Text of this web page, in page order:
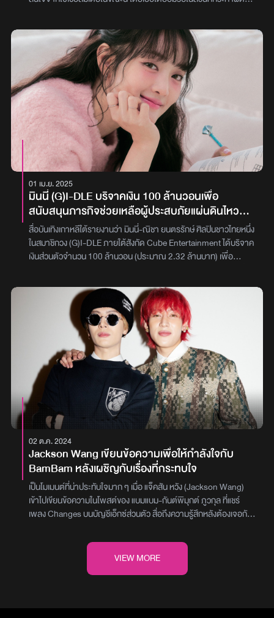
อยู่ในโซนนั้นเท่าใดนักจากนั้นไม่นาน เพิร์ธ ก็ได้ออกมาเคลื่อนไหวถึง
ดราม่าที่เกิดขึ้นด้วยการโพสต์ข้อความผ่านทวิตเตอร์ส่วนตัว บอกว่า
เธอเองก็เป็นแฟนคลับคนหนึ่งที่สนับสนุนผลงานและชื่นชอบ แจ็คสัน หวัง
ไม่ต่างจากทุกคน ยืนยันว่าเหตุการณ์ดังกล่าวไม่ได้มีการใช้อภิสิทธิ์
ความเป็นคนดังในการล็อคตัวเพื่อขึ้นไปร่วมโชว์ใกล้ชิดกับศิลปินแต่อย่าง
ใด“พี่แจ็คเป็นศิลปินระดับโลก ส่วนเพิร์ธเองก็เป็นแฟนคลับธรรมดาๆ
คนหนึ่ง ที่เป็นหนึ่งในผู้ที่ชื่นชอบและชื่นชมพี่แจ็คเหมือนใครหลายๆ คนนะ
คะ และพร้อมที่จะสนับสนุนพี่แจ็คเสมอ การที่เพิร์ธได้ถูกเลือกในวันนี้มัน
ก็เป็นสิ่งที่เพิร์ธเองก็ตกใจมากเช่นกัน แต่กลับกันก็รู้สึกดีใจมากๆ ที่ได้
ใกล้ศิลปินที่ชื่นชอบค่ะ เพิร์ธจะขอชี้แจงกับทุกๆ คนอย่างบริสุทธิ์ใจจริงๆ
ค่ะว่าเหตุการณ์วันนี้ทั้งหมดที่เกิดขึ้นไม่ได้มีการมาล็อคอภิสิทธิ์นี้ไว้ให้
เพิร์ธเลยนะคะ อยากให้พี่ๆ ทุกๆ คนมองเพิร์ธเป็นแค่จุดเล็กๆ ในวงการ
และเป็นเสมือนแฟนคลับที่รักในศิลปินของเราเหมือนทุกๆ คนค่ะ เพิร์ธ
ต้องขอโทษแฟนคลับพี่แจ็คทุกๆ คนที่ทำให้เกิดความเข้าใจผิดนะคะ ยังไง
ก็ตาม เพิร์ธจะสนับสนุนพี่แจ็คอย่างเต็มที่เหมือนกันกับพี่ๆ แฟนคลับ
ทุกๆ คนค่ะ”ภาพ : perthkvsr
เสียงมาเผยแพร่จนทำให้เสียหาย ซึ่งส่วนนี้เธอบอกว่าได้ปรึกษากับทีม
กฎหมายเพื่อดำเนินการแล้วแต่ในช่วงท้ายที่เธอมีการตัดพ้อว่า หากไม่
เป็นคนดังจะมีคนสนใจเรื่องนี้ขนาดนี้หรือไม่ เรื่องของเธอจะกลายเป็น
วาระแห่งชาติหรือเปล่า และก็มีการพูดถึงพิธีกรชื่อดังที่แต่งงานมีลูกแล้ว
ยังเคยกดหัวใจให้ และส่งข้อความไดเร็กมาหาเธอด้วย ทำเอาคนที่ดูไลฟ์
เกือบ 300,000 คนตาลุกวาว พร้อมกับพุ่งเป้าไปว่าพิธีกรคนดังจะเป็น
ใครล่าสุดหวยไปออกที่ พี่หนุ่ม กรรชัย พิธีกรสุดฮอตแห่งรายการโหนก
ระแส อีกรอบ มีคนทักไปสอบถามเรื่องนี้เยอะ จนพี่หนุ่ม ต้องออกมาพูด
ถึงประเด็นที่ถูกโยง พร้อมกับยอมรับว่า ตอนที่เห็นข่าวถึงกับขนหัวลุก ที่
ผ่านมาเคยส่งข้อความไปหาเบียร์จริง แต่เป็นการพูดคุยกันแค่เรื่องงาน
เท่านั้น ไม่เคยมีการคุยนอกประเด็นหรือไปในทางชู้สาว ส่วนข้อความที่
บอกว่า ‘น่ารัก’ ไม่มั่นใจ ขอกลับไปเช็คก่อน แล้วจะบอกอีกครั้งใน
รายการโหนกระแสภาพ : kanchaiขอบคุณข้อมูลจาก : เรื่องเล่าเช้านี้
01 เม.ย. 2025
มินนี่ (G)I-DLE บริจาคเงิน 100 ล้านวอนเพื่อ
สนับสนุนภารกิจช่วยเหลือผู้ประสบภัยแผ่นดินไหวทั้ง
ในไทยและเมียนมา
สื่อบันเทิงเกาหลีใต้รายงานว่า มินนี่-ณิชา ยนตรรักษ์ ศิลปินชาวไทยหนึ่ง
ในสมาชิกวง (G)I-DLE ภายใต้สังกัด Cube Entertainment ได้บริจาค
เงินส่วนตัวจำนวน 100 ล้านวอน (ประมาณ 2.32 ล้านบาท) เพื่อ
ในไทยและเมียนมาเมื่อวันที่ 28 มีนาคมที่ผ่านมาคิมซูลซู ประธานสภา
กาชาดเกาหลี เปิดเผยว่า มินนี่ ได้บริจาคเงินจำนวน 100 ล้านวอน เพื่อ
ช่วยเหลือการฟื้นฟูพื้นที่ประสบภัยในไทยและเมียนมา โดยก่อนหน้านี้
เธอยังเคยบริจาคเงิน 100 ล้านวอน เพื่อสนับสนุนการฟื้นฟูเหตุไฟป่า
รุนแรงทางภาคตะวันออกเฉียงใต้ของเกาหลีใต้ รวมถึงในปี 2023 เธอยัง
บริจาค 20 ล้านวอน เพื่อช่วยเหลือผู้ประสบภัยแผ่นดินไหวในตุรกีและซี
เรียมินนี่ เผยความรู้สึกต่อเหตุการณ์นี้ว่า “หัวใจฉันเจ็บปวดเมื่อได้ยิน
เรื่องราวของผู้ประสบภัยในเมียนมาและไทย โดยเฉพาะประเทศไทย
เพราะเป็นบ้านเกิดของฉัน ฉันรู้สึกเสียใจกับเหตุการณ์ที่เกิดขึ้น และ
อยากช่วยเหลือ แม้ว่าจะเป็นเพียงเล็กน้อยก็ตาม ฉันหวังว่าพื้นที่ที่ได้รับ
ผลกระทบจะฟื้นตัวโดยเร็ว เพื่อให้ผู้คนสามารถกลับมาใช้ชีวิตประจำวัน
ได้อย่างปลอดภัย”สภากาชาดเกาหลีมีแผนใช้เงินบริจาคของ มินนี่
สำหรับการบรรเทาทุกข์ฉุกเฉินในพื้นที่ประสบภัย โดยเน้นจัดหา อาหาร,
เวชภัณฑ์ และที่พักชั่วคราว เพื่อช่วยเหลือผู้ได้รับผลกระทบให้สามารถ
ผ่านช่วงเวลาที่ยากลำบากนี้ไปได้ภาพ : x.com/G_I_DLE
02 ต.ค. 2024
Jackson Wang เขียนข้อความเพื่อให้กำลังใจกับ
BamBam หลังเผชิญกับเรื่องที่กระทบใจ
เป็นโมเมนต์ที่น่าประทับใจมาก ๆ เมื่อ แจ็คสัน หวัง (Jackson Wang)
เข้าไปเขียนข้อความในโพสต์ของ แบมแบม-กันต์พิมุกต์ ภูวกุล ที่แชร์
เพลง Changes บนบัญชีเอ็กซ์ส่วนตัว สื่อถึงความรู้สึกหลังต้องเจอกับ
ความห่วงใยผ่านข้อความที่เป็นกำลังใจ ยืนยันว่าไม่ว่ายังไง เขาก็ยังรัก
และพร้อมจะเคียงข้างแบบนี้เสมอ“คนรอบตัวเราโดยเฉพาะใน
อุตสาหกรรมบันเทิง สิ่งเดียวที่พวกเขาใส่ใจคือการใช้ชีวิตของพวกเขา
ที่ต่างกัน อย่ามองมันในแง่ลบ เพราะบางครั้งเราก็ต้องเห็นแก่ตัวบ้าง เพื่อ
VIEW MORE